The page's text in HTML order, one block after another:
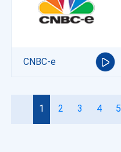
CNBC-e
1 2 3 4 5